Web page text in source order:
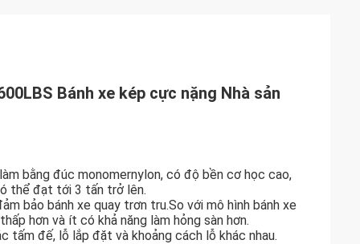
Bánh xe kép cực nặng Nhà sản
bằng đúc monomernylon, có độ bền cơ học cao,
thể đạt tới 3 tấn trở lên.
bảo bánh xe quay trơn tru.So với mô hình bánh xe
hơn và ít có khả năng làm hỏng sàn hơn.
tấm đế, lỗ lắp đặt và khoảng cách lỗ khác nhau.